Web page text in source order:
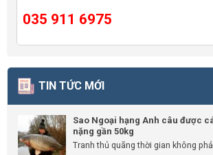
035 911 6975
TIN TỨC MỚI
Sao Ngoại hạng Anh câu được
nặng gần 50kg
Tranh thủ quãng thời gian không